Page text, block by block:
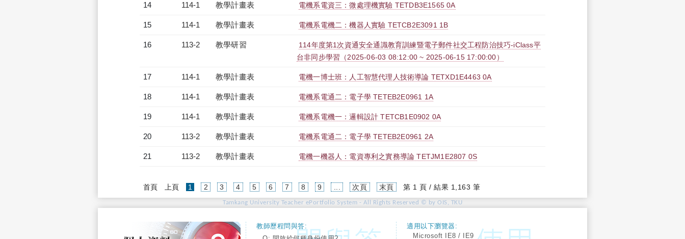
14 114-1 教學計畫表 電機系電資三：微處理機實驗 TETDB3E1565 0A
15 114-1 教學計畫表 電機系電機二：機器人實驗 TETCB2E3091 1B
16 113-2 教學研習
114年度第1次資通安全通識教育訓練暨電子郵件社交工程防治技巧-iClass平
台非同步學習（2025-06-03 08:12:00 ~ 2025-06-15 17:00:00）
17 114-1 教學計畫表 電機一博士班：人工智慧代理人技術導論 TETXD1E4463 0A
18 114-1 教學計畫表 電機系電通二：電子學 TETEB2E0961 1A
19 114-1 教學計畫表 電機系電機一：邏輯設計 TETCB1E0902 0A
20 113-2 教學計畫表 電機系電通二：電子學 TETEB2E0961 2A
21 113-2 教學計畫表 電機一機器人：電資專利之實務導論 TETJM1E2807 0S
首頁 上頁 1 (current)
2 3 4 5 6 7 8 9 次頁 末頁 第 1 頁 / 結果 1,163 筆
Tamkang University Teacher ePortfolio System - All Rights Reserved © by OIS, TKU
教師歷程問與答:
適用以下瀏覽器:
Microsoft IE8 / IE9